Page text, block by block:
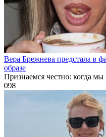
Вера Брежнева предстала в
образе
Признаемся честно: когда
098